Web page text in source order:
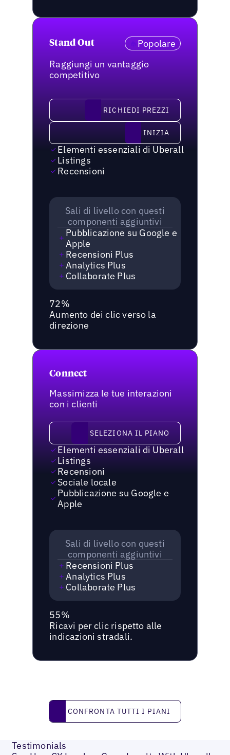
Stand Out
Popolare
Raggiungi un vantaggio
competitivo
richiedi prezziRICHIEDI PREZZI
Inizia INIZIA
Elementi essenziali di Uberall
Listings
Recensioni
Sali di livello con questi
componenti aggiuntivi
Pubblicazione su Google e
Apple
Recensioni Plus
Analytics Plus
Collaborate Plus
72%
Aumento dei clic verso la
direzione
Connect
Massimizza le tue interazioni
con i clienti
Seleziona il pianoSELEZIONA IL PIANO
Elementi essenziali di Uberall
Listings
Recensioni
Sociale locale
Pubblicazione su Google e
Apple
Sali di livello con questi
componenti aggiuntivi
Recensioni Plus
Analytics Plus
Collaborate Plus
55%
Ricavi per clic rispetto alle
indicazioni stradali.
Confronta tutti i piani
CONFRONTA TUTTI I PIANI
Testimonials